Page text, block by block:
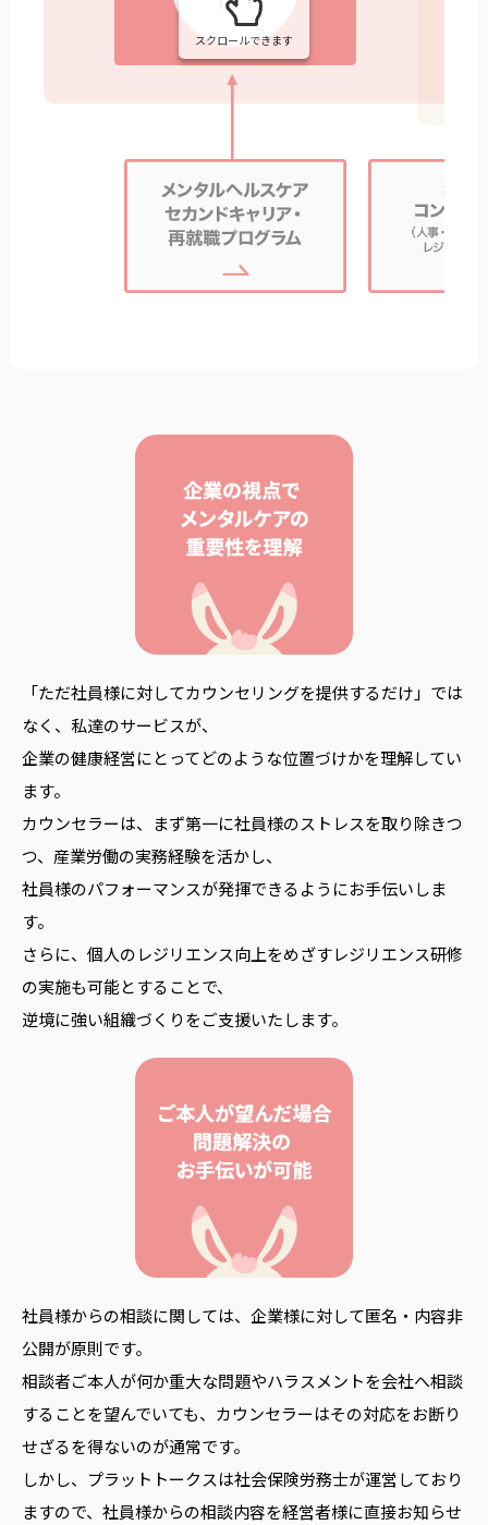
スクロールできます
「ただ社員様に対してカウンセリングを提供するだけ」では
なく、私達のサービスが、
企業の健康経営にとってどのような位置づけかを理解してい
ます。
カウンセラーは、まず第一に社員様のストレスを取り除きつ
つ、産業労働の実務経験を活かし、
社員様のパフォーマンスが発揮できるようにお手伝いしま
す。
さらに、個人のレジリエンス向上をめざすレジリエンス研修
の実施も可能とすることで、
逆境に強い組織づくりをご支援いたします。
社員様からの相談に関しては、企業様に対して匿名・内容非
公開が原則です。
相談者ご本人が何か重大な問題やハラスメントを会社へ相談
することを望んでいても、カウンセラーはその対応をお断り
せざるを得ないのが通常です。
しかし、プラットトークスは社会保険労務士が運営しており
ますので、社員様からの相談内容を経営者様に直接お知らせ